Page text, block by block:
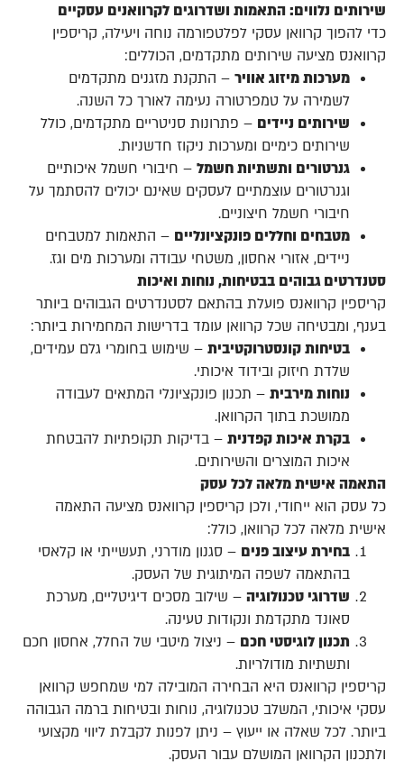
שירותים נלווים: התאמות ושדרוגים לקרוואנים עסקיים
כדי להפוך קרוואן עסקי לפלטפורמה נוחה ויעילה, קריספין
קרוואנס מציעה שירותים מתקדמים, הכוללים:
מערכות מיזוג אוויר – התקנת מזגנים מתקדמים
לשמירה על טמפרטורה נעימה לאורך כל השנה.
שירותים ניידים – פתרונות סניטריים מתקדמים, כולל
שירותים כימיים ומערכות ניקוז חדשניות.
גנרטורים ותשתיות חשמל – חיבורי חשמל איכותיים
וגנרטורים עוצמתיים לעסקים שאינם יכולים להסתמך על
חיבורי חשמל חיצוניים.
מטבחים וחללים פונקציונליים – התאמות למטבחים
ניידים, אזורי אחסון, משטחי עבודה ומערכות מים וגז.
סטנדרטים גבוהים בבטיחות, נוחות ואיכות
קריספין קרוואנס פועלת בהתאם לסטנדרטים הגבוהים ביותר
בענף, ומבטיחה שכל קרוואן עומד בדרישות המחמירות ביותר:
בטיחות קונסטרוקטיבית – שימוש בחומרי גלם עמידים,
שלדת חיזוק ובידוד איכותי.
נוחות מירבית – תכנון פונקציונלי המתאים לעבודה
ממושכת בתוך הקרוואן.
בקרת איכות קפדנית – בדיקות תקופתיות להבטחת
איכות המוצרים והשירותים.
התאמה אישית מלאה לכל עסק
כל עסק הוא ייחודי, ולכן קריספין קרוואנס מציעה התאמה
אישית מלאה לכל קרוואן, כולל:
בחירת עיצוב פנים – סגנון מודרני, תעשייתי או קלאסי
בהתאמה לשפה המיתוגית של העסק.
שדרוגי טכנולוגיה – שילוב מסכים דיגיטליים, מערכת
סאונד מתקדמת ונקודות טעינה.
תכנון לוגיסטי חכם – ניצול מיטבי של החלל, אחסון חכם
ותשתיות מודולריות.
קריספין קרוואנס היא הבחירה המובילה למי שמחפש קרוואן
עסקי איכותי, המשלב טכנולוגיה, נוחות ובטיחות ברמה הגבוהה
ביותר. לכל שאלה או ייעוץ – ניתן לפנות לקבלת ליווי מקצועי
ולתכנון הקרוואן המושלם עבור העסק.